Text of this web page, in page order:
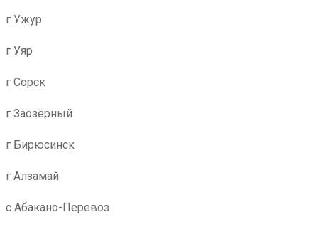
г Ужур
г Уяр
г Сорск
г Заозерный
г Бирюсинск
г Алзамай
с Абакано-Перевоз